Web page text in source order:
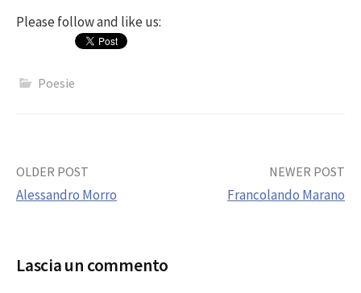
Please follow and like us:
Poesie
Post
OLDER POST
Alessandro Morro
NEWER POST
Francolando Marano
Lascia un commento